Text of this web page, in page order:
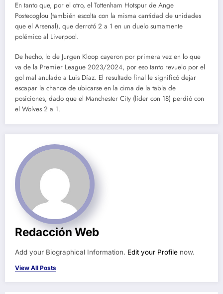
En tanto que, por el otro, el Tottenham Hotspur de Ange
Postecoglou (también escolta con la misma cantidad de unidades
que el Arsenal), que derrotó 2 a 1 en un duelo sumamente
polémico al Liverpool.
De hecho, lo de Jurgen Kloop cayeron por primera vez en lo que
va de la Premier League 2023/2024, por eso tanto revuelo por el
gol mal anulado a Luis Díaz. El resultado final le significó dejar
escapar la chance de ubicarse en la cima de la tabla de
posiciones, dado que el Manchester City (líder con 18) perdió con
el Wolves 2 a 1.
Redacción Web
Add your Biographical Information. Edit your Profile now.
View All Posts